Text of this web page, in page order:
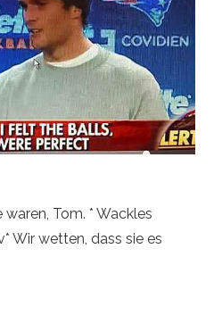
Tom. * Wackles
Wir wetten, dass sie es